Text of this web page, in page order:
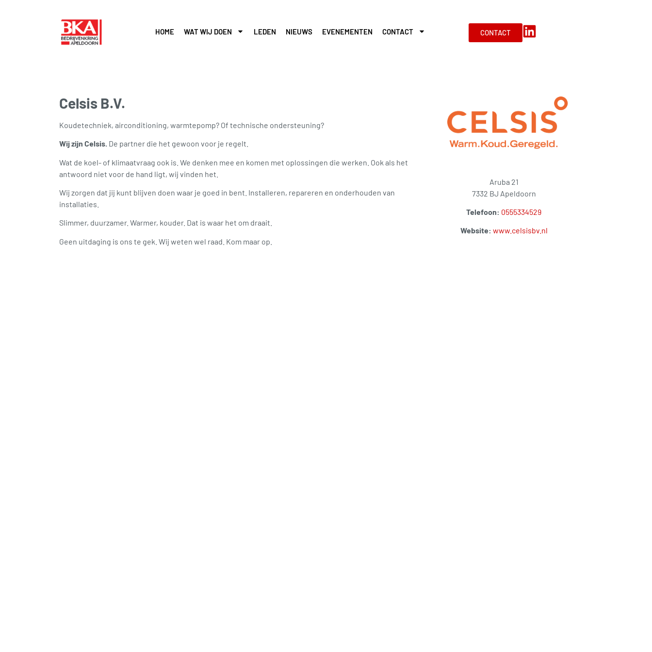
HOME WAT WIJ DOEN LEDEN NIEUWS EVENEMENTEN CONTACT CONTACT
Celsis B.V.
Koudetechniek, airconditioning, warmtepomp? Of technische ondersteuning?
Wij zijn Celsis. De partner die het gewoon voor je regelt.
Wat de koel- of klimaatvraag ook is. We denken mee en komen met oplossingen die werken. Ook als het
antwoord niet voor de hand ligt, wij vinden het.
Wij zorgen dat jij kunt blijven doen waar je goed in bent. Installeren, repareren en onderhouden van
installaties.
Slimmer, duurzamer. Warmer, kouder. Dat is waar het om draait.
Geen uitdaging is ons te gek. Wij weten wel raad. Kom maar op.
Aruba 21
7332 BJ Apeldoorn
Telefoon: 0555334529
Website: www.celsisbv.nl